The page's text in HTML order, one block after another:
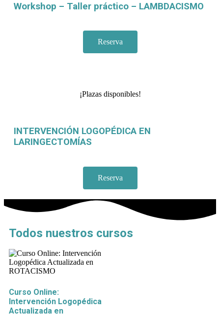
Workshop – Taller práctico – LAMBDACISMO
Reserva
¡Plazas disponibles!
INTERVENCIÓN LOGOPÉDICA EN
LARINGECTOMÍAS
Reserva
Todos nuestros cursos
Curso Online:
Intervención Logopédica
Actualizada en